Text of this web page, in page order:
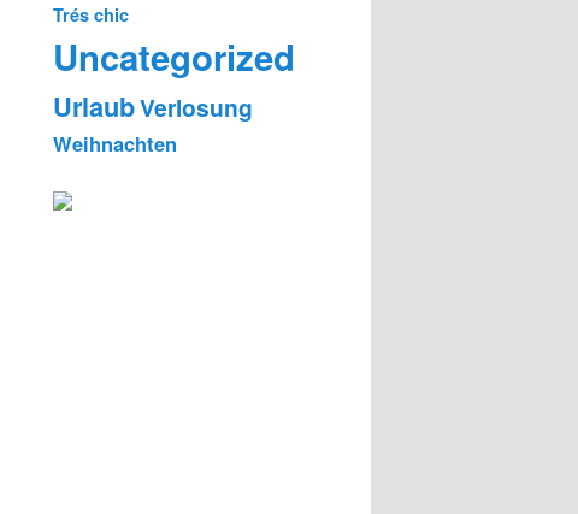
Trés chic
Uncategorized
UrlaubVerlosung
Weihnachten